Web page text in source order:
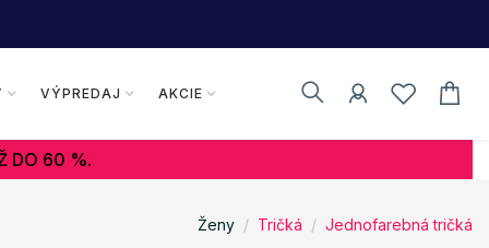
VÝPREDAJ AKCIE
DO 60 %.
Ženy Tričká Jednofarebná tričká